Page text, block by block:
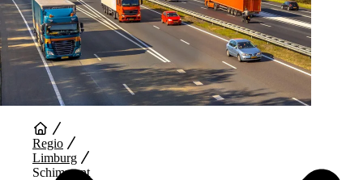
Auto Diensten
Regio
Limburg
Schimment